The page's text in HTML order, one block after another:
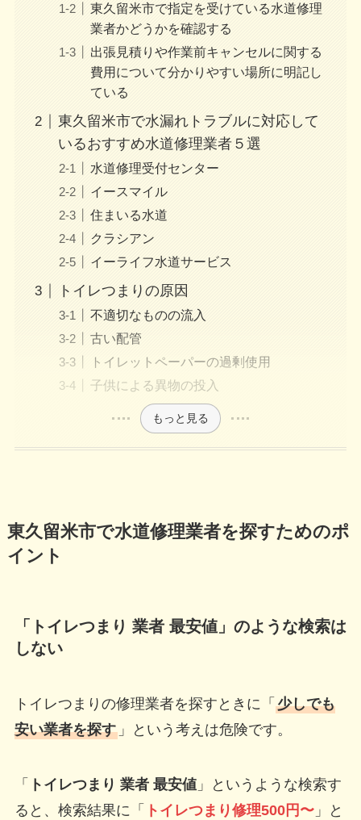
東久留米市で指定を受けている水道修理
業者かどうかを確認する
出張見積りや作業前キャンセルに関する
費用について分かりやすい場所に明記し
ている
東久留米市で水漏れトラブルに対応して
いるおすすめ水道修理業者５選
水道修理受付センター
イースマイル
住まいる水道
クラシアン
イーライフ水道サービス
トイレつまりの原因
不適切なものの流入
古い配管
トイレットペーパーの過剰使用
子供による異物の投入
もっと見る
東久留米市で水道修理業者を探すためのポ
イント
「トイレつまり 業者 最安値」のような検索は
しない
トイレつまりの修理業者を探すときに「 少しでも
安い業者を探す」という考えは危険です。
「 トイレつまり 業者 最安値」というような検索す
ると、検索結果に「
トイレつまり修理500円〜」と